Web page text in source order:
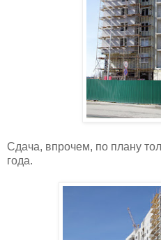
Сдача, впрочем, по плану
года.